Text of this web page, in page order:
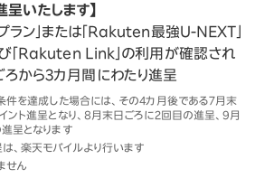
いたします】
ラン」または「Rakuten最強U-NEXT」
「Rakuten Link」の利用が確認され
から3カ月間にわたり進呈
件を達成した場合には、その4カ月後である7月末
ント進呈となり、8月末日ごろに2回目の進呈、9月
呈となります
、楽天モバイルより行います
せん